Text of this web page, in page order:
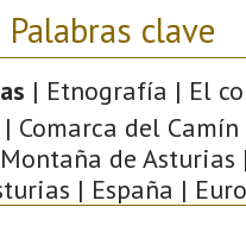
Palabras clave
| Etnografía | El
Comarca del
de
| España |